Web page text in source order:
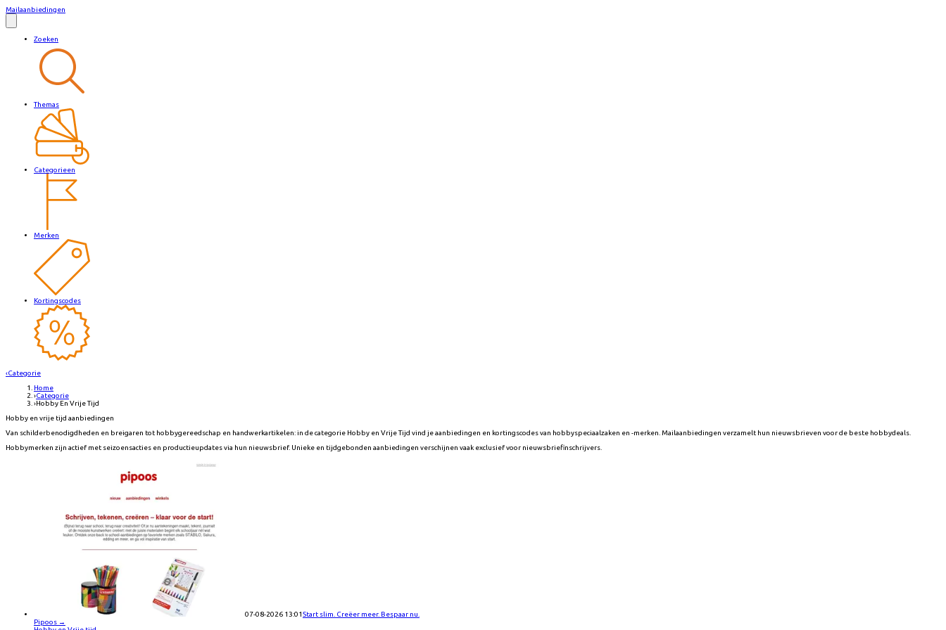
Mailaanbiedingen
Zoeken
Themas
Categorieen
Merken
Kortingscodes
‹Categorie
Home
›Categorie
›Hobby En Vrije Tijd
Hobby en vrije tijd aanbiedingen
Van schilderbenodigdheden en breigaren tot hobbygereedschap en handwerkartikelen: in de categorie Hobby en Vrije Tijd vind je aanbiedingen en kortingscodes van hobbyspeciaalzaken en -merken. Mailaanbiedingen verzamelt hun nieuwsbrieven voor de beste hobbydeals.
Hobbymerken zijn actief met seizoensacties en productieupdates via hun nieuwsbrief. Unieke en tijdgebonden aanbiedingen verschijnen vaak exclusief voor nieuwsbriefinschrijvers.
07-08-2026 13:01Start slim. Creëer meer. Bespaar nu.
Pipoos →